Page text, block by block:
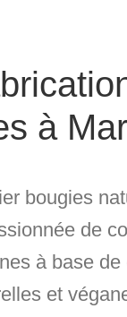
à
bougies
de
à base
et